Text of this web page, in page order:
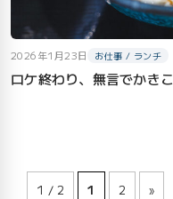
2026年1月23日 お仕事 / ランチ
ロケ終わり、無言でかきこ
1 / 2 1 2 »